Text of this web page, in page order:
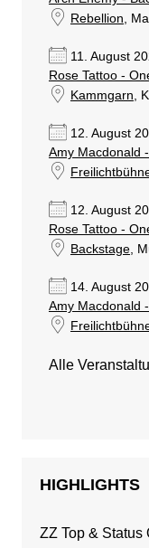
Rebellion ,
11. August
Rose Tattoo -
Kammgarn ,
12. August
Amy Macdonald
12. August
Rose Tattoo -
Backstage,
14. August
Amy Macdonald
Alle
HIGHLIGHTS
ZZ Top & Status